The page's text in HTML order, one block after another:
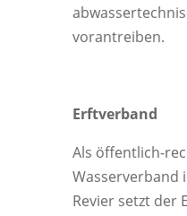
vorantreiben.
Erftverband
Als öffentlich-
Wasserverband
Revier setzt der